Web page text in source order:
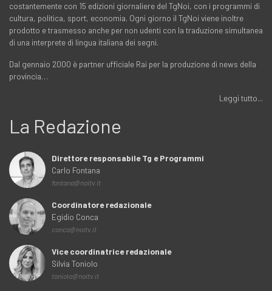
costantemente con 15 edizioni giornaliere del TgNoi, con i programmi di
cultura, politica, sport, economia. Ogni giorno il TgNoi viene inoltre
prodotto e trasmesso anche per non udenti con la traduzione simultanea
di una interprete di lingua italiana dei segni.
Dal gennaio 2000 è partner ufficiale Rai per la produzione di news della
provincia…
Leggi tutto...
La Redazione
Direttore responsabile Tg e Programmi
Carlo Fontana
fontana@noitv.it
Coordinatore redazionale
Egidio Conca
conca@noitv.it
Vice coordinatrice redazionale
Silvia Toniolo
toniolo@noitv.it